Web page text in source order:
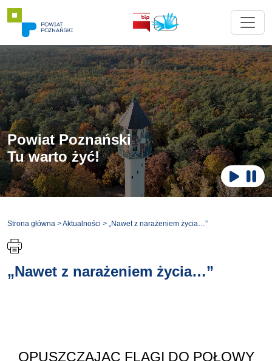
Powiat Poznański
Tu warto żyć!
Strona główna >Aktualności > „Nawet z narażeniem życia…”
„Nawet z narażeniem życia…”
OPUSZCZAJĄC FLAGI DO POŁOWY